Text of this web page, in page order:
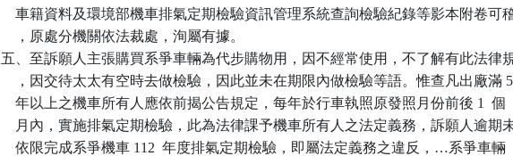
車籍資料及環境部機車排氣定期檢驗資訊管理系統查詢檢驗紀錄等影本附卷可
    ，原處分機關依法裁處，洵屬有據。
五、至訴願人主張購買系爭車輛為代步購物用，因不經常使用，不了解有此法律
    ，因交待太太有空時去做檢驗，因此並未在期限內做檢驗等語。惟查凡出廠滿 5
    年以上之機車所有人應依前揭公告規定，每年於行車執照原發照月份前後 1  個
月內，實施排氣定期檢驗，此為法律課予機車所有人之法定義務，訴願人逾期
    依限完成系爭機車 112  年度排氣定期檢驗，即屬法定義務之違反，…系爭車輛